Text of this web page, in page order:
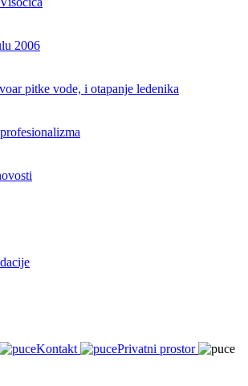
2006
pitke vode, i otapanje ledenika
Kontakt Privatni prostor